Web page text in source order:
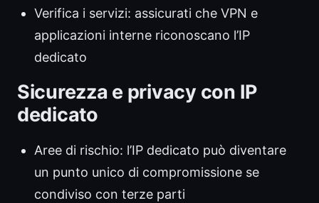
Verifica i servizi: assicurati che VPN e
applicazioni interne riconoscano l’IP
dedicato
Sicurezza e privacy con IP
dedicato
Aree di rischio: l’IP dedicato può diventare
un punto unico di compromissione se
condiviso con terze parti